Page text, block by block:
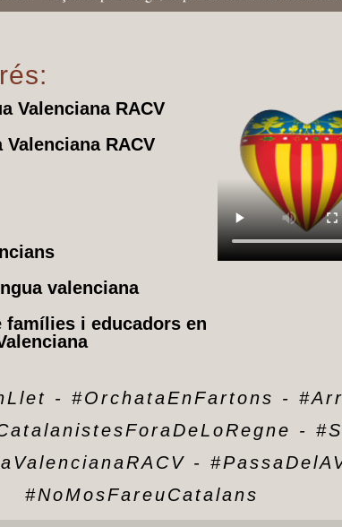
Valenciana RACV
RACV
valenciana
i educadors en
- #OrchataEnFartons -
-
-
#NoMosFareuCatalans